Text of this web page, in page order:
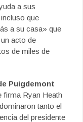
a sus
que
a su casa» que
acto de
de miles de
Puigdemont
firma Ryan Heath
tanto el
del presidente